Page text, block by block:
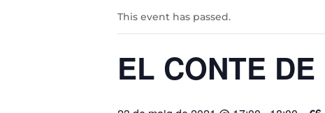
This event has passed.
EL CONTE